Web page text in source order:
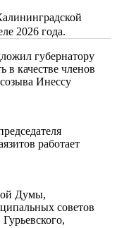
2026 года.
губернатору
в качестве членов
Инессу
работает
Думы,
советов